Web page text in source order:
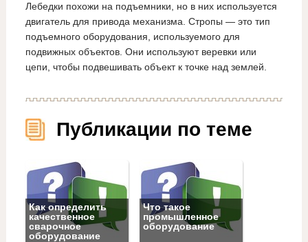
Лебедки похожи на подъемники, но в них используется
двигатель для привода механизма. Стропы — это тип
подъемного оборудования, используемого для
подвижных объектов. Они используют веревки или
цепи, чтобы подвешивать объект к точке над землей.
Публикации по теме
Как определить
качественное
сварочное
оборудование
Что такое
промышленное
оборудование